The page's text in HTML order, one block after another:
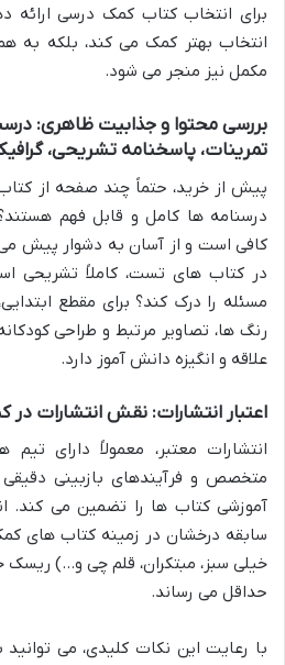
برای انتخاب کتاب کمک درسی ارائه
انتخاب بهتر کمک می کند، بلکه به
مکمل نیز منجر می شود.
بررسی محتوا و جذابیت ظاهری:
تمرینات، پاسخنامه تشریحی،
پیش از خرید، حتماً چند صفحه از
درسنامه ها کامل و قابل فهم
کافی است و از آسان به دشوار پیش می
در کتاب های تست، کاملاً تشریحی
مسئله را درک کند؟ برای مقطع
رنگ ها، تصاویر مرتبط و طراحی
علاقه و انگیزه دانش آموز دارد.
اعتبار انتشارات: نقش انتشارات در
انتشارات معتبر، معمولاً دارای تیم
متخصص و فرآیندهای بازبینی
آموزشی کتاب ها را تضمین می کند.
سابقه درخشان در زمینه کتاب های
خیلی سبز، مبتکران، قلم چی و…) ریسک
حداقل می رساند.
با رعایت این نکات کلیدی، می